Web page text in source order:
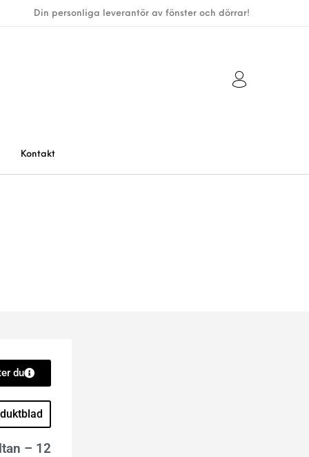
Din personliga leverantör av fönster och dörrar!
Kontakt
du
– 12